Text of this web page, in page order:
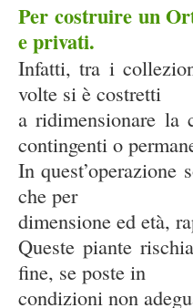
Per costruire un
e privati.
Infatti, tra i
volte si è costretti
a ridimensionare
contingenti o
In
che per
dimensione ed età,
Queste piante
fine, se poste in
condizioni non